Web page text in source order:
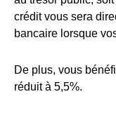
crédit vous sera
bancaire lorsque
De plus, vous
réduit à 5,5%.